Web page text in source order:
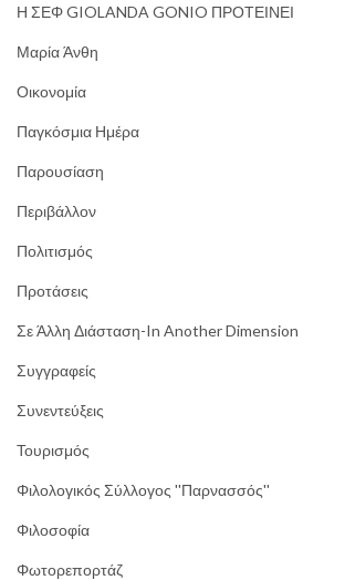
Η ΣΕΦ GIOLANDA GONIO ΠΡΟΤΕΙΝΕΙ
Μαρία Άνθη
Οικονομία
Παγκόσμια Ημέρα
Παρουσίαση
Περιβάλλον
Πολιτισμός
Προτάσεις
Σε Άλλη Διάσταση-In Another Dimension
Συγγραφείς
Συνεντεύξεις
Τουρισμός
Φιλολογικός Σύλλογος ''Παρνασσός''
Φιλοσοφία
Φωτορεπορτάζ